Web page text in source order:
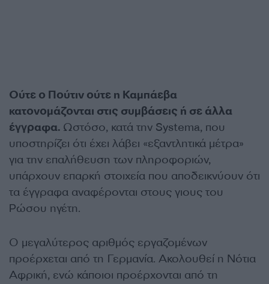
Ούτε ο Πούτιν ούτε η Καμπάεβα
κατονομάζονται στις συμβάσεις ή σε άλλα
έγγραφα. Ωστόσο, κατά την Systema, που
υποστηρίζει ότι έχει λάβει «εξαντλητικά μέτρα»
για την επαλήθευση των πληροφοριών,
υπάρχουν επαρκή στοιχεία που αποδεικνύουν ότι
τα έγγραφα αναφέρονται στους γιους του
Ρώσου ηγέτη.
Ο μεγαλύτερος αριθμός εργαζομένων
προέρχεται από τη Γερμανία. Ακολουθεί η Νότια
Αφρική, ενώ κάποιοι προέρχονται από τη